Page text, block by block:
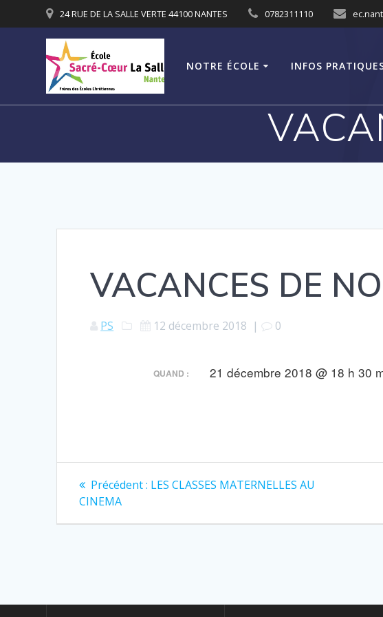
au
24 RUE DE LA SALLE VERTE 44100 NANTES 0782311110
NOTRE ÉCOLE INFOS
VACANCES DE
PS 12 décembre 2018 | 0
QUAND : 21 décembre 2018 @ 18 h 30
Navigation
de
Précédent : Article
LES CLASSES MATERNELLES AU
CINEMA